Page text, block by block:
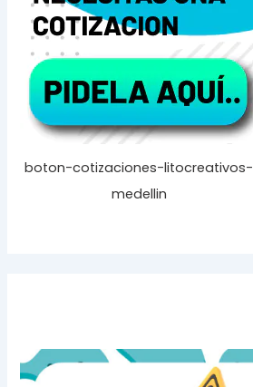
boton-cotizaciones-litocreativos-
medellin